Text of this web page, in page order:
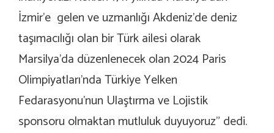
İzmir’e gelen ve uzmanlığı Akdeniz’de deniz
taşımacılığı olan bir Türk ailesi olarak
Marsilya’da düzenlenecek olan 2024 Paris
Olimpiyatları’nda Türkiye Yelken
Fedarasyonu’nun Ulaştırma ve Lojistik
sponsoru olmaktan mutluluk duyuyoruz” dedi.